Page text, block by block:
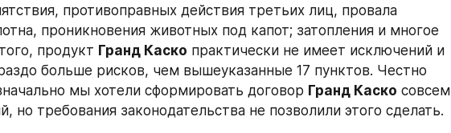
противоправных действия третьих лиц, провала
проникновения животных под капот; затопления и многое
продукт Гранд Каско практически не имеет исключений и
больше рисков, чем вышеуказанные 17 пунктов. Честно
мы хотели сформировать договор Гранд Каско совсем
но требования законодательства не позволили этого сделать.